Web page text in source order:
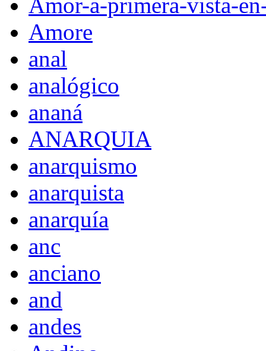
Amor-a-primera-vista-
Amore
anal
analógico
ananá
ANARQUIA
anarquismo
anarquista
anarquía
anc
anciano
and
andes